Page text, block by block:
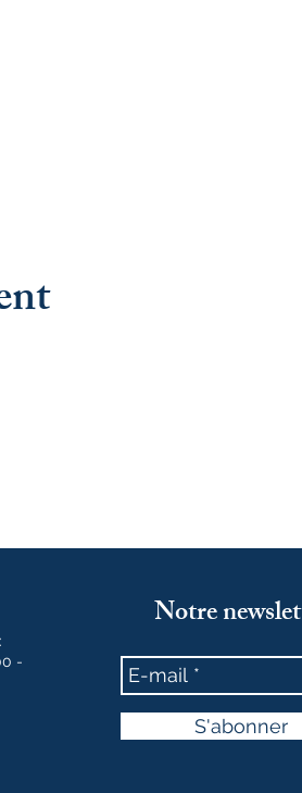
-
Notre
S'abonner